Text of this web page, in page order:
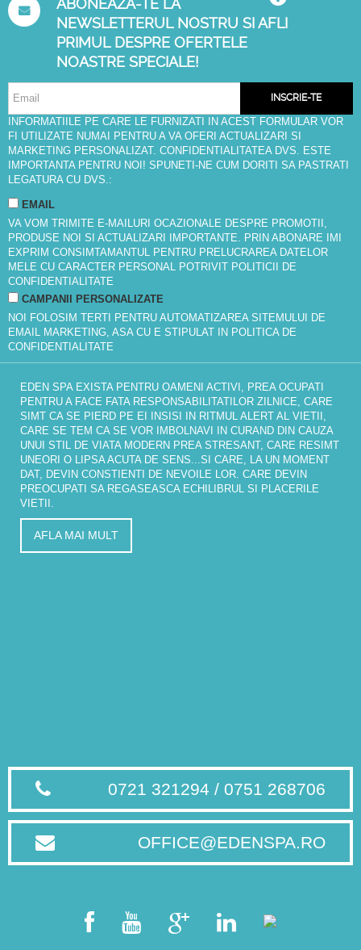
ABONEAZA-TE LA
NEWSLETTERUL NOSTRU SI AFLI
PRIMUL DESPRE OFERTELE
NOASTRE SPECIALE!
INSCRIE-TE
INFORMATIILE PE CARE LE FURNIZATI IN ACEST FORMULAR VOR
FI UTILIZATE NUMAI PENTRU A VA OFERI ACTUALIZARI SI
MARKETING PERSONALIZAT. CONFIDENTIALITATEA DVS. ESTE
IMPORTANTA PENTRU NOI! SPUNETI-NE CUM DORITI SA PASTRATI
LEGATURA CU DVS.:
EMAIL
VA VOM TRIMITE E-MAILURI OCAZIONALE DESPRE PROMOTII,
PRODUSE NOI SI ACTUALIZARI IMPORTANTE. PRIN ABONARE IMI
EXPRIM CONSIMTAMANTUL PENTRU PRELUCRAREA DATELOR
MELE CU CARACTER PERSONAL POTRIVIT POLITICII DE
CONFIDENTIALITATE
CAMPANII PERSONALIZATE
NOI FOLOSIM TERTI PENTRU AUTOMATIZAREA SITEMULUI DE
EMAIL MARKETING, ASA CU E STIPULAT IN POLITICA DE
CONFIDENTIALITATE
EDEN SPA EXISTA PENTRU OAMENI ACTIVI, PREA OCUPATI
PENTRU A FACE FATA RESPONSABILITATILOR ZILNICE, CARE
SIMT CA SE PIERD PE EI INSISI IN RITMUL ALERT AL VIETII,
CARE SE TEM CA SE VOR IMBOLNAVI IN CURAND DIN CAUZA
UNUI STIL DE VIATA MODERN PREA STRESANT, CARE RESIMT
UNEORI O LIPSA ACUTA DE SENS...SI CARE, LA UN MOMENT
DAT, DEVIN CONSTIENTI DE NEVOILE LOR. CARE DEVIN
PREOCUPATI SA REGASEASCA ECHILIBRUL SI PLACERILE
VIETII.
AFLA MAI MULT
0721 321294 / 0751 268706
OFFICE@EDENSPA.RO